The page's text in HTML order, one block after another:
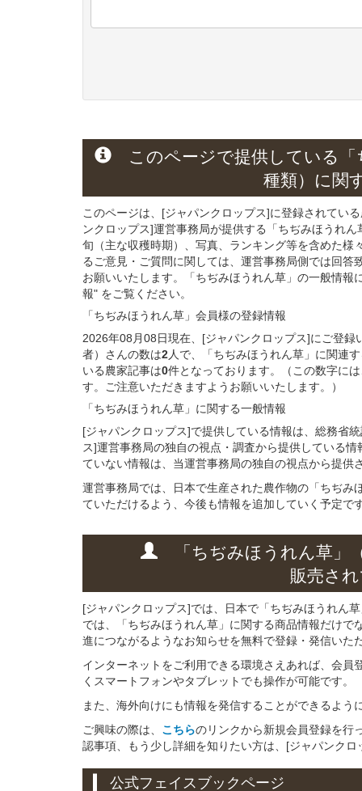
このページで提供している
種類） に関
このページは、[ジャパンクロップス]に登録されてい
ンクロップス]運営事務局が提供する「ちぢみほうれん
旬（主な収穫時期）、写真、ランキング等を含めた
るご意見・ご質問に関しては、運営事務局側では回
お願いいたします。「ちぢみほうれん草」の一般情
報" をご覧ください。
「ちぢみほうれん草」会員様の登録情報
2026年08月08日現在、[ジャパンクロップス]にご登
者）さんの数は2人で、「ちぢみほうれん草」に関連
いる農家記事は0件となっております。（この数字に
す。ご注意いただきますようお願いいたします。）
「ちぢみほうれん草」に関する一般情報
[ジャパンクロップス]で提供している情報は、総務省
ス]運営事務局の独自の視点・調査から提供している
ていない情報は、当運営事務局の独自の視点から提供
運営事務局では、日本で生産された農作物の「ちぢ
ていただけるよう、今後も情報を追加していく予定で
「ちぢみほうれん草」
販売さ
[ジャパンクロップス]では、日本で「ちぢみほうれん
では、「ちぢみほうれん草」に関する商品情報だけ
進につながるようなお知らせを無料で登録・発信いた
インターネットをご利用できる環境さえあれば、会
くスマートフォンやタブレットでも操作が可能です。
また、海外向けにも情報を発信することができるよう
ご興味の際は、 こちらのリンクから新規会員登録を行
認事項、もう少し詳細を知りたい方は、[ジャパンクロ
公式フェイスブックページ